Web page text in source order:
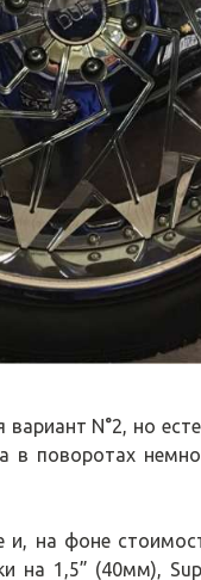
N°2, но
в поворотах
на фоне
на 1,5” (40мм),